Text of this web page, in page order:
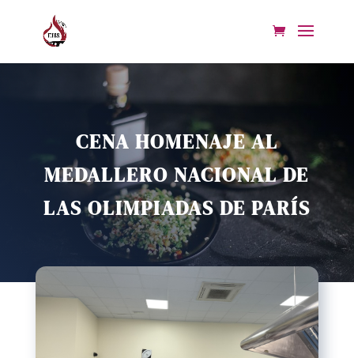
CENA HOMENAJE AL
MEDALLERO NACIONAL DE
LAS OLIMPIADAS DE PARÍS